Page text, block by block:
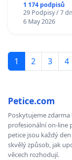
1 174 podpisů
29 Podpisy / 7
6 May 2026
1 2 3 4
Petice.com
Poskytujeme
profesionální on-line
petice jsou každý
skvělý způsob, jak
věcech rozhodují.